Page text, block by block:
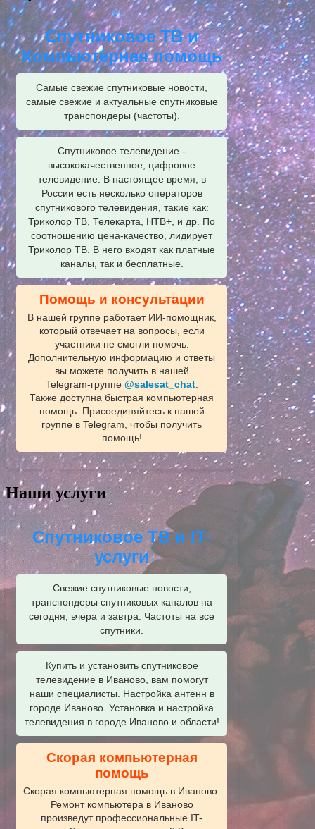
Спутниковое ТВ и
Компьютерная помощь
Самые свежие спутниковые новости,
самые свежие и актуальные спутниковые
транспондеры (частоты).
Спутниковое телевидение -
высококачественное, цифровое
телевидение. В настоящее время, в
России есть несколько операторов
спутникового телевидения, такие как:
Триколор ТВ, Телекарта, НТВ+, и др. По
соотношению цена-качество, лидирует
Триколор ТВ. В него входят как платные
каналы, так и бесплатные.
Помощь и консультации
В нашей группе работает ИИ‑помощник,
который отвечает на вопросы, если
участники не смогли помочь.
Дополнительную информацию и ответы
вы можете получить в нашей
Telegram‑группе @salesat_chat.
Также доступна быстрая компьютерная
помощь. Присоединяйтесь к нашей
группе в Telegram, чтобы получить
помощь!
Наши услуги
Спутниковое ТВ и IT-
услуги
Свежие спутниковые новости,
транспондеры спутниковых каналов на
сегодня, вчера и завтра. Частоты на все
спутники.
Купить и установить спутниковое
телевидение в Иваново, вам помогут
наши специалисты. Настройка антенн в
городе Иваново. Установка и настройка
телевидения в городе Иваново и области!
Скорая компьютерная
помощь
Скорая компьютерная помощь в Иваново.
Ремонт компьютера в Иваново
произведут профессиональные IT-